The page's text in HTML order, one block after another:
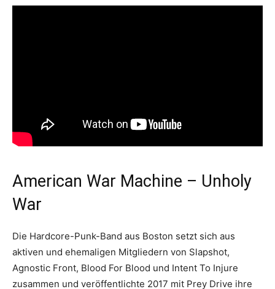
American War Machine – Unholy
War
Die Hardcore-Punk-Band aus Boston setzt sich aus
aktiven und ehemaligen Mitgliedern von Slapshot,
Agnostic Front, Blood For Blood und Intent To Injure
zusammen und veröffentlichte 2017 mit Prey Drive ihre